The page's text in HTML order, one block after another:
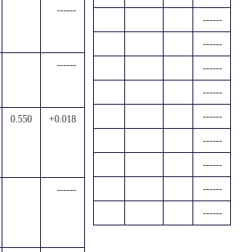
------
------
0.550 +0.018
------
------
------
------
------
------
------
------
------
------